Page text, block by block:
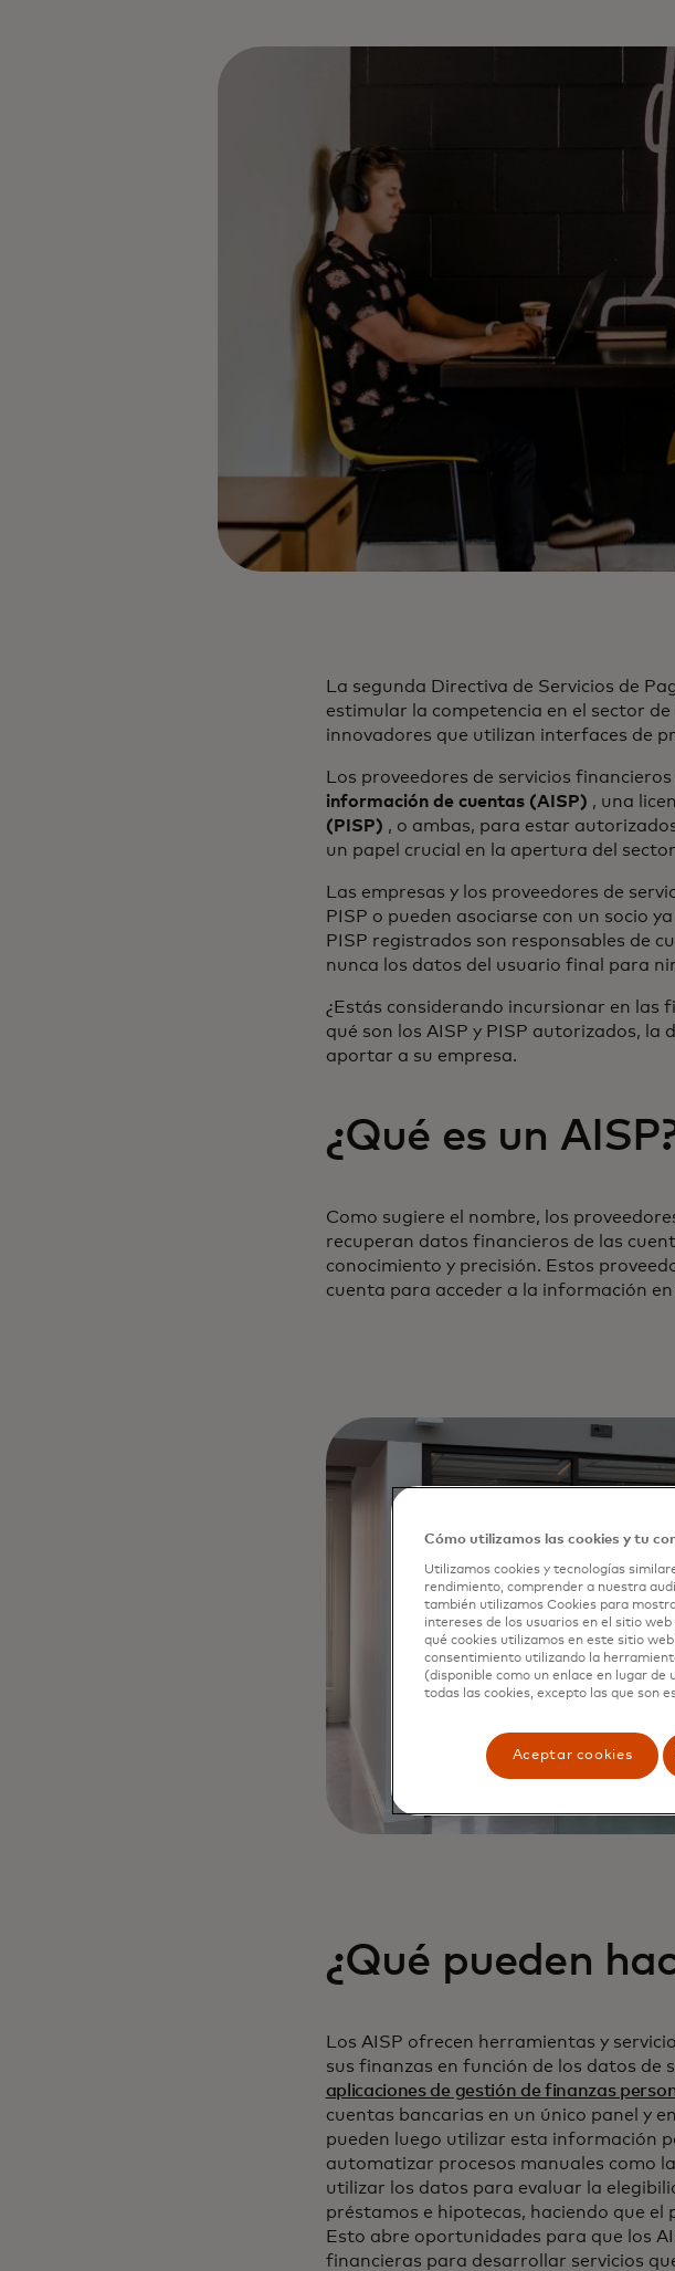
La segunda Directiva de Servicios de
estimular la competencia en el sector
innovadores que utilizan interfaces de
Los proveedores de servicios
información de cuentas (AISP) , una
(PISP) , o ambas, para estar
un papel crucial en la apertura del
Las empresas y los proveedores de
PISP o pueden asociarse con un socio
PISP registrados son responsables de
nunca los datos del usuario final para
¿Estás considerando incursionar en las
qué son los AISP y PISP autorizados,
aportar a su empresa.
¿Qué es un
Como sugiere el nombre, los
recuperan datos financieros de las
conocimiento y precisión. Estos
cuenta para acceder a la información
¿Qué pueden
Los AISP ofrecen herramientas y
sus finanzas en función de los datos de
aplicaciones de gestión de finanzas
cuentas bancarias en un único panel y
pueden luego utilizar esta información
automatizar procesos manuales como
utilizar los datos para evaluar la
préstamos e hipotecas, haciendo que el
Esto abre oportunidades para que los
financieras para desarrollar servicios
Cómo utilizamos las cookies y tu
Utilizamos cookies y tecnologías
rendimiento, comprender a nuestra
también utilizamos Cookies para
intereses de los usuarios en el sitio
qué cookies utilizamos en este sitio
consentimiento utilizando la
(disponible como un enlace en lugar de
todas las cookies, excepto las que son
Aceptar cookies